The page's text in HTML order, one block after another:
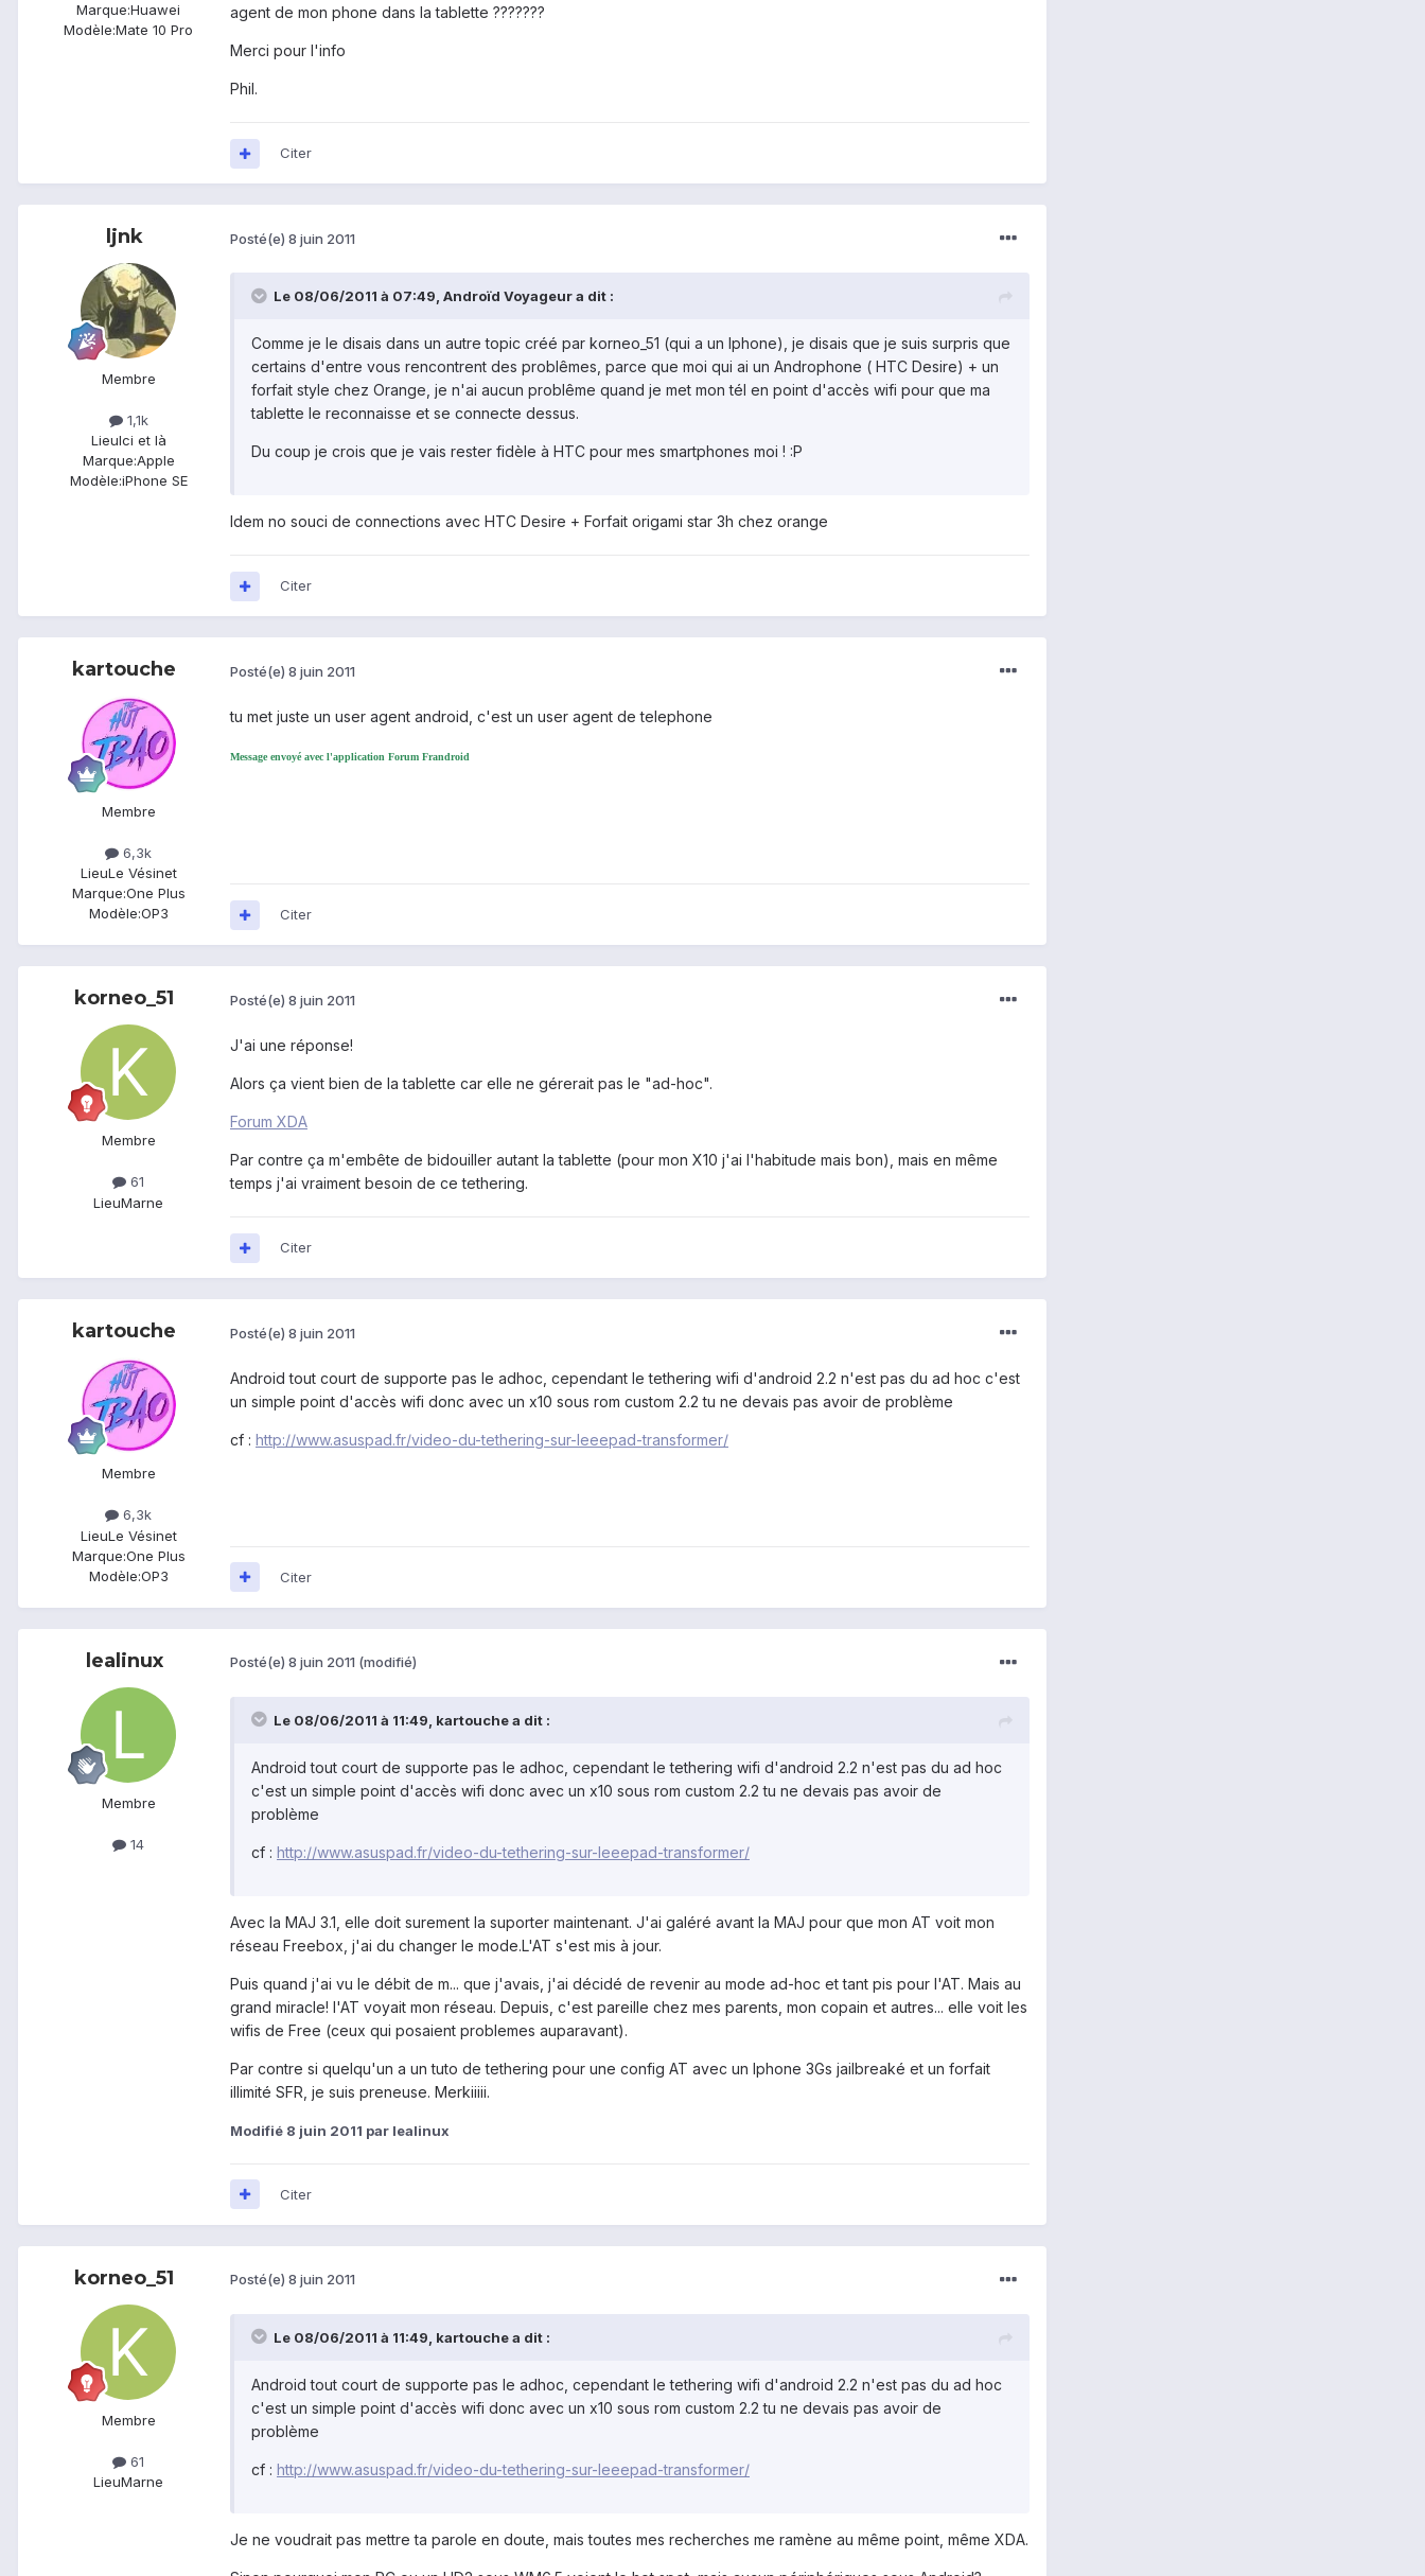
Marque:Huawei
Modèle:Mate 10 Pro
agent de mon phone dans la tablette ???????
Merci pour l'info
Phil.
Citer
ljnk
Membre
1,1k
LieuIci et là
Marque:Apple
Modèle:iPhone SE
Posté(e) 8 juin 2011
Le 08/06/2011 à 07:49, Androïd Voyageur a dit :
Comme je le disais dans un autre topic créé par korneo_51 (qui a un Iphone), je disais que je suis surpris que
certains d'entre vous rencontrent des problêmes, parce que moi qui ai un Androphone ( HTC Desire) + un
forfait style chez Orange, je n'ai aucun problême quand je met mon tél en point d'accès wifi pour que ma
tablette le reconnaisse et se connecte dessus.
Du coup je crois que je vais rester fidèle à HTC pour mes smartphones moi ! :P
Idem no souci de connections avec HTC Desire + Forfait origami star 3h chez orange
Citer
kartouche
Membre
6,3k
LieuLe Vésinet
Marque:One Plus
Modèle:OP3
Posté(e) 8 juin 2011
tu met juste un user agent android, c'est un user agent de telephone
Message envoyé avec l'application Forum Frandroid
Citer
korneo_51
Membre
61
LieuMarne
Posté(e) 8 juin 2011
J'ai une réponse!
Alors ça vient bien de la tablette car elle ne gérerait pas le "ad-hoc".
Forum XDA
Par contre ça m'embête de bidouiller autant la tablette (pour mon X10 j'ai l'habitude mais bon), mais en même
temps j'ai vraiment besoin de ce tethering.
Citer
kartouche
Membre
6,3k
LieuLe Vésinet
Marque:One Plus
Modèle:OP3
Posté(e) 8 juin 2011
Android tout court de supporte pas le adhoc, cependant le tethering wifi d'android 2.2 n'est pas du ad hoc c'est
un simple point d'accès wifi donc avec un x10 sous rom custom 2.2 tu ne devais pas avoir de problème
cf : http://www.asuspad.fr/video-du-tethering-sur-leeepad-transformer/
Citer
lealinux
Membre
14
Posté(e) 8 juin 2011 (modifié)
Le 08/06/2011 à 11:49, kartouche a dit :
Android tout court de supporte pas le adhoc, cependant le tethering wifi d'android 2.2 n'est pas du ad hoc
c'est un simple point d'accès wifi donc avec un x10 sous rom custom 2.2 tu ne devais pas avoir de
problème
cf : http://www.asuspad.fr/video-du-tethering-sur-leeepad-transformer/
Avec la MAJ 3.1, elle doit surement la suporter maintenant. J'ai galéré avant la MAJ pour que mon AT voit mon
réseau Freebox, j'ai du changer le mode.L'AT s'est mis à jour.
Puis quand j'ai vu le débit de m... que j'avais, j'ai décidé de revenir au mode ad-hoc et tant pis pour l'AT. Mais au
grand miracle! l'AT voyait mon réseau. Depuis, c'est pareille chez mes parents, mon copain et autres... elle voit les
wifis de Free (ceux qui posaient problemes auparavant).
Par contre si quelqu'un a un tuto de tethering pour une config AT avec un Iphone 3Gs jailbreaké et un forfait
illimité SFR, je suis preneuse. Merkiiiii.
Modifié 8 juin 2011 par lealinux
Citer
korneo_51
Membre
61
LieuMarne
Posté(e) 8 juin 2011
Le 08/06/2011 à 11:49, kartouche a dit :
Android tout court de supporte pas le adhoc, cependant le tethering wifi d'android 2.2 n'est pas du ad hoc
c'est un simple point d'accès wifi donc avec un x10 sous rom custom 2.2 tu ne devais pas avoir de
problème
cf : http://www.asuspad.fr/video-du-tethering-sur-leeepad-transformer/
Je ne voudrait pas mettre ta parole en doute, mais toutes mes recherches me ramène au même point, même XDA.